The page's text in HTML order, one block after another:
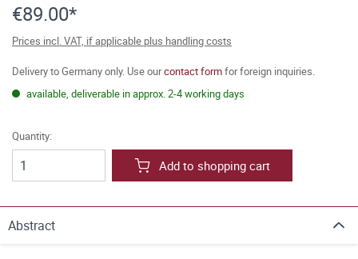
€89.00*
Prices incl. VAT, if applicable plus handling costs
Delivery to Germany only. Use ourcontact formfor foreign inquiries.
available, deliverable in approx. 2-4 working days
Quantity:
Add to shopping cart
Abstract